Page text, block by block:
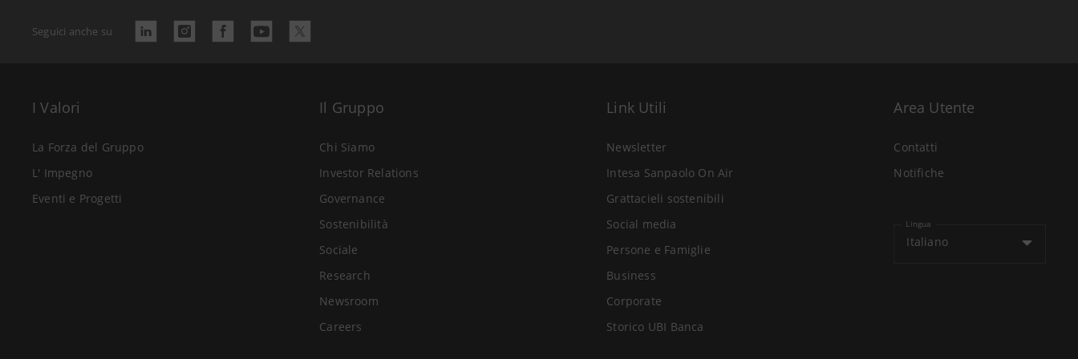
Seguici anche su
I Valori
La Forza del Gruppo
L' Impegno
Eventi e Progetti
Il Gruppo
Chi Siamo
Investor Relations
Governance
Sostenibilità
Sociale
Research
Newsroom
Careers
Link Utili
Newsletter
Intesa Sanpaolo On Air
Grattacieli sostenibili
Social media
Persone e Famiglie
Business
Corporate
Storico UBI Banca
Area Utente
Contatti
Notifiche
Lingua
Italiano